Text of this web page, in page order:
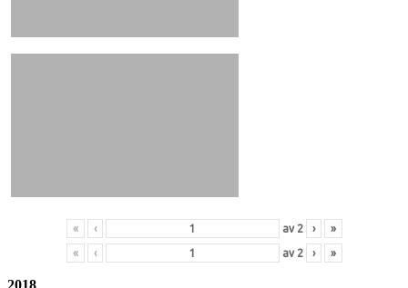
« ‹ av 2 › »
« ‹ av 2 › »